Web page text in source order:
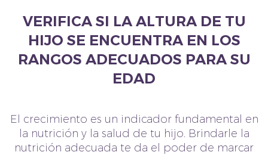
VERIFICA SI LA ALTURA DE TU
HIJO SE ENCUENTRA EN LOS
RANGOS ADECUADOS PARA SU
EDAD
El crecimiento es un indicador fundamental en
la nutrición y la salud de tu hijo. Brindarle la
nutrición adecuada te da el poder de marcar